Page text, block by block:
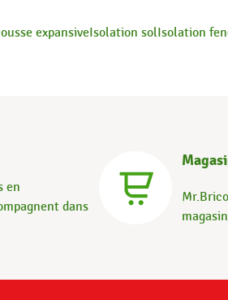
expansiveIsolation solIsolation
en
dans